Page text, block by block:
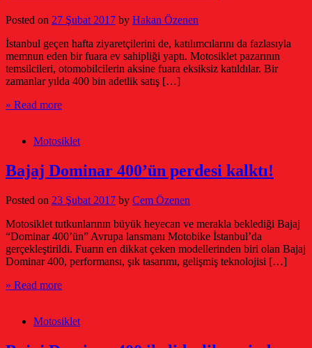
Posted on 27 Şubat 2017 by Hakan Özenen
İstanbul geçen hafta ziyaretçilerini de, katılımcılarını da fazlasıyla
memnun eden bir fuara ev sahipliği yaptı. Motosiklet pazarının
temsilcileri, otomobilcilerin aksine fuara eksiksiz katıldılar. Bir
zamanlar yılda 400 bin adetlik satış […]
» Read more
Motosiklet
Bajaj Dominar 400’ün perdesi kalktı!
Posted on 23 Şubat 2017 by Cem Özenen
Motosiklet tutkunlarının büyük heyecan ve merakla beklediği Bajaj
“Dominar 400’ün” Avrupa lansmanı Motobike İstanbul’da
gerçekleştirildi. Fuarın en dikkat çeken modellerinden biri olan Bajaj
Dominar 400, performansı, şık tasarımı, gelişmiş teknolojisi […]
» Read more
Motosiklet